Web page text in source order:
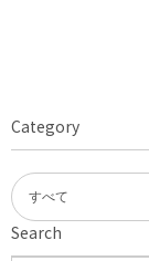
Search
Category